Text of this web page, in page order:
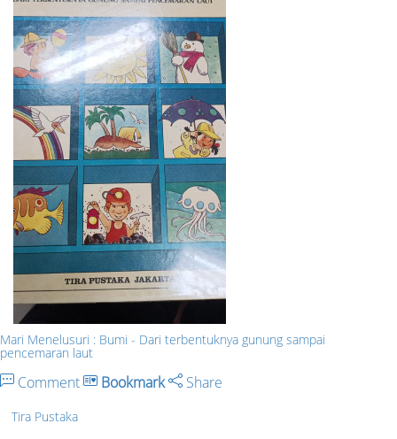
Mari Menelusuri : Bumi - Dari terbentuknya gunung sampai
pencemaran laut
Comment Bookmark Share
Tira Pustaka